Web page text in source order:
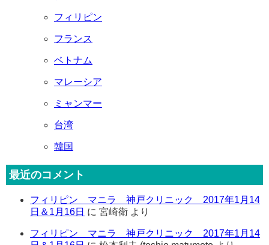
フィリピン
フランス
ベトナム
マレーシア
ミャンマー
台湾
韓国
最近のコメント
フィリピン マニラ 神戸クリニック 2017年1月14
日＆1月16日 に 宮崎衛 より
フィリピン マニラ 神戸クリニック 2017年1月14